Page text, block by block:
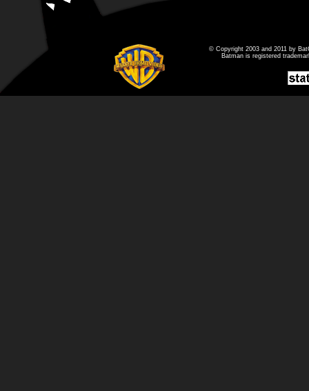
© Copyright 2003 and 2011 by
Batman is registered